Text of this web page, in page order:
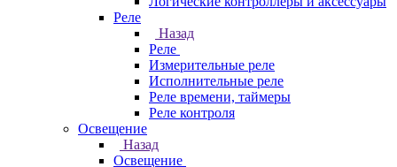
Реле
Назад
Реле
Измерительные реле
Исполнительные реле
Реле времени, таймеры
Реле контроля
Освещение
Назад
Освещение